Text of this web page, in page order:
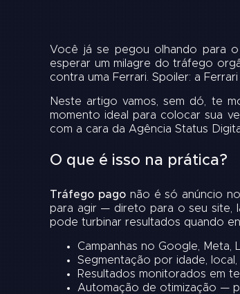
Você já se pegou olhando para
esperar um milagre do tráfego
contra uma Ferrari. Spoiler: a
Neste artigo vamos, sem dó, te
momento ideal para colocar sua
com a cara da Agência Status
O que é isso na prática?
Tráfego pagonão é só anúncio no
para agir — direto para o seu site,
pode turbinar resultados quando
Campanhas no Google, Meta,
Segmentação por idade,
Resultados monitorados em
Automação de otimização —